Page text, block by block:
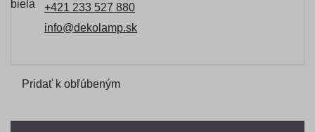
+421 233 527 880
info@dekolamp.sk
Pridať k obľúbeným